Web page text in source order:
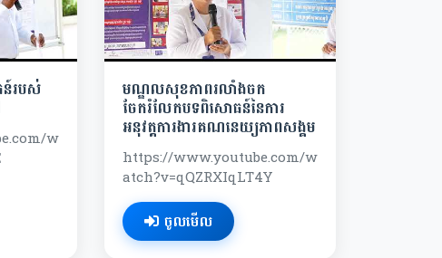
របស់
w
មណ្ឌលសុខភាពរលាំងចក
ចែករំលែកបទពិសោធន៍នៃការ
អនុវត្តការងារគណនេយ្យភាពសង្គម
https://www.youtube.com/w
atch?v=qQZRXIqLT4Y
ចូលមើល